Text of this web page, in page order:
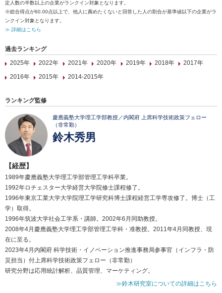
定人数の半数以上の企業がランクイン対象となります。
※総合得点が60.00点以上で、他人に薦めたくないと回答した人の割合が基準値以下の企業がラ
ンクイン対象となります。
≫ 詳細はこちら
過去ランキング
2025年
2022年 2021年 2020年 2019年 2018年
2017年
2016年
2015年 2014-2015年
ランキング監修
慶應義塾大学理工学部教授／内閣府 上席科学技術政策フェロー
（非常勤）
鈴木秀男
【経歴】
1989年慶應義塾大学理工学部管理工学科卒業。
1992年ロチェスター大学経営大学院修士課程修了。
1996年東京工業大学大学院理工学研究科博士課程経営工学専攻修了。博士（工
学）取得。
1996年筑波大学社会工学系・講師。2002年6月同助教授。
2008年4月慶應義塾大学理工学部管理工学科・准教授。2011年4月同教授、現
在に至る。
2023年4月内閣府 科学技術・イノベーション推進事務局参事官（インフラ・防
災担当）付上席科学技術政策フェロー（非常勤）
研究分野は応用統計解析、品質管理、マーケティング。
≫鈴木研究室についての詳細はこちら